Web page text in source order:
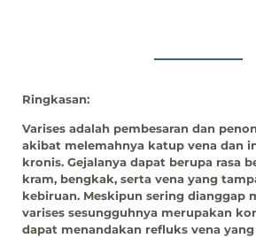
Ringkasan:
Varises adalah pembesaran dan
akibat melemahnya katup vena dan
kronis. Gejalanya dapat berupa rasa
kram, bengkak, serta vena yang
kebiruan. Meskipun sering dianggap
varises sesungguhnya merupakan
dapat menandakan refluks vena